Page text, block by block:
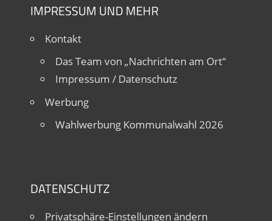
IMPRESSUM UND MEHR
Kontakt
Das Team von „Nachrichten am Ort“
Impressum / Datenschutz
Werbung
Wahlwerbung Kommunalwahl 2026
DATENSCHUTZ
Privatsphäre-Einstellungen ändern